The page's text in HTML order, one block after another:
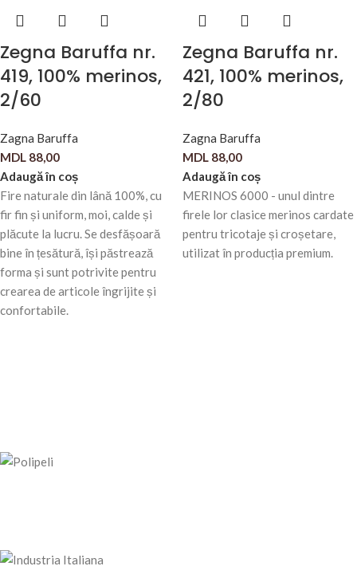
Zegna Baruffa nr.
419, 100% merinos,
2/60
Zagna Baruffa
MDL 88,00
Adaugă în coș
Fire naturale din lână 100%, cu
fir fin și uniform, moi, calde și
plăcute la lucru. Se desfășoară
bine în țesătură, își păstrează
forma și sunt potrivite pentru
crearea de articole îngrijite și
confortabile.
Zegna Baruffa nr.
421, 100% merinos,
2/80
Zagna Baruffa
MDL 88,00
Adaugă în coș
MERINOS 6000 - unul dintre
firele lor clasice merinos cardate
pentru tricotaje și croșetare,
utilizat în producția premium.